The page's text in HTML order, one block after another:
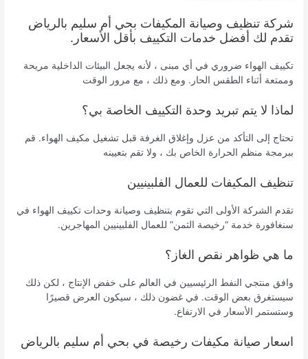
شركة تنظيف وصيانة المكيفات بحي أم سليم بالرياض
تقدم لك أفضل خدمات التكييف بأقل الأسعار.
تكييف الهواء ضروري في أي مبنى ، لأنه يجعل البيئات الداخلية مريحة
وممتعة أثناء الطقس الحار. ومع ذلك ، مع مرور الوقت
لماذا لا يتم تبريد وحدة التكييف الخاصة بي؟
تحتاج إلى التأكد من عزل وإغلاق الغرفة قبل تشغيل مكيف الهواء. قم
ببرمجة منظم الحرارة الخاص بك ، ولا تقم بتعيينه
تنظيف المكيفات للعمال الفلبينيين
تقدم الشركة الأولى التي تقوم بتنظيف وصيانة وحدات تكييف الهواء في
سنغافورة خدمة “رخيصة الثمن” للعمال الفلبينيين المهاجرين.
ما هي ظواهر نقص الغاز؟
وافق منتجي النفط الرئيسيين في العالم على خفض الإنتاج ، لكن ذلك
سيستغرق بعض الوقت. في غضون ذلك ، سيكون العرض قصيرًا
وستستمر الأسعار في الارتفاع.
اسعار صيانة مكيفات رخيصة في بحي أم سليم بالرياض